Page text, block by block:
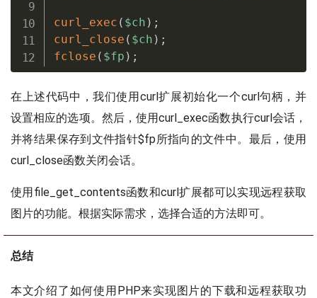
curl_exec ( $ch ) ;
curl_close ( $ch ) ;
fclose ( $fp ) ;
在上述代码中，我们使用curl扩展初始化一个curl句柄，并
设置相应的选项。然后，使用curl_exec函数执行curl会话，
并将结果保存到文件指针$fp所指向的文件中。最后，使用
curl_close函数关闭会话。
使用file_get_contents函数和curl扩展都可以实现远程获取
图片的功能。根据实际需求，选择合适的方法即可。
总结
本文介绍了如何使用PHP来实现图片的下载和远程获取功